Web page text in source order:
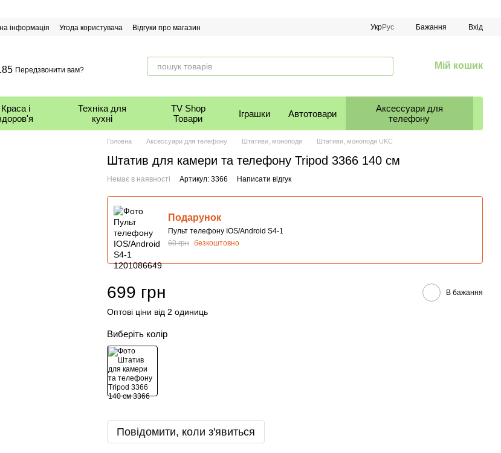
інформація Угода користувача Відгуки про магазин УкрРус Бажання Вхід
Передзвонити вам? Мій кошик
Краса і
Техніка для
кухні
TV Shop
Товари
Іграшки Автотовари
Аксессуари для
телефону
Головна Аксессуари для телефону Штативи, моноподи Штативи, моноподи UKC
Штатив для камери та телефону Tripod 3366 140 см
Немає в наявності Артикул: 3366 Написати відгук
Подарунок
Пульт телефону IOS/Android S4-1
60 грн безкоштовно
699 грн В бажання
Оптові ціни від 2 одиниць
Виберіть колір
Повідомити, коли з'явиться